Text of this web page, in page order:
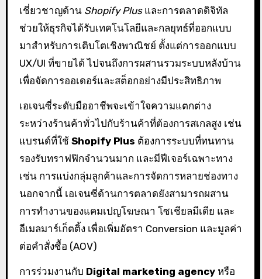
เชี่ยวชาญด้าน Shopify Plusและการตลาดดิจิทัล
ช่วยให้ธุรกิจได้รับเทคโนโลยีและกลยุทธ์ที่ออกแบบ
มาสำหรับการเติบโตเชิงพาณิชย์ ตั้งแต่การออกแบบ
UX/UI ที่ขายได้ ไปจนถึงการผสานรวมระบบหลังบ้าน
เพื่อจัดการออเดอร์และสต็อกอย่างมีประสิทธิภาพ
เอเจนซี่ระดับมืออาชีพจะเข้าใจความแตกต่าง
ระหว่างร้านค้าทั่วไปกับร้านค้าที่ต้องการสเกลสูง เช่น
แบรนด์ที่ใช้ Shopify Plus ต้องการระบบที่ทนทาน
รองรับทราฟฟิกจำนวนมาก และมีฟีเจอร์เฉพาะทาง
เช่น การแบ่งกลุ่มลูกค้าและการจัดการหลายช่องทาง
นอกจากนี้ เอเจนซี่ด้านการตลาดยังสามารถผสาน
การทำงานของแคมเปญโฆษณา โซเชียลมีเดีย และ
อีเมลมาร์เก็ตติ้ง เพื่อเพิ่มอัตรา Conversion และมูลค่า
ต่อคำสั่งซื้อ (AOV)
การร่วมงานกับ Digital marketing agencyหรือ